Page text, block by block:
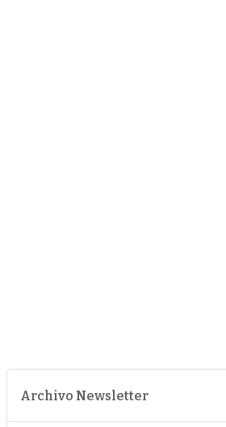
Archivo Newsletter